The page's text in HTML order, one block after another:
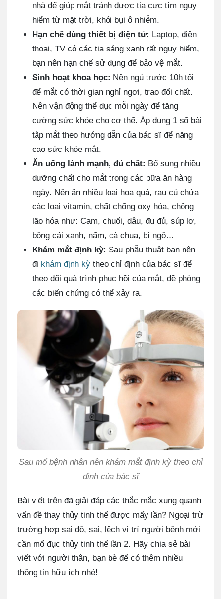
nhà để giúp mắt tránh được tia cực tím nguy
hiểm từ mặt trời, khói bụi ô nhiễm.
Hạn chế dùng thiết bị điện tử: Laptop, điện
thoại, TV có các tia sáng xanh rất nguy hiểm,
bạn nên hạn chế sử dụng để bảo vệ mắt.
Sinh hoạt khoa học: Nên ngủ trước 10h tối
để mắt có thời gian nghỉ ngơi, trao đổi chất.
Nên vận động thể dục mỗi ngày để tăng
cường sức khỏe cho cơ thể. Áp dụng 1 số bài
tập mắt theo hướng dẫn của bác sĩ để năng
cao sức khỏe mắt.
Ăn uống lành mạnh, đủ chất: Bổ sung nhiều
dưỡng chất cho mắt trong các bữa ăn hàng
ngày. Nên ăn nhiều loại hoa quả, rau củ chứa
các loại vitamin, chất chống oxy hóa, chống
lão hóa như: Cam, chuối, dâu, đu đủ, súp lơ,
bông cải xanh, nấm, cà chua, bí ngô…
Khám mắt định kỳ: Sau phẫu thuật bạn nên
đi khám định kỳ theo chỉ định của bác sĩ để
theo dõi quá trình phục hồi của mắt, đề phòng
các biến chứng có thể xảy ra.
Sau mổ bệnh nhân nên khám mắt định kỳ theo chỉ
định của bác sĩ
Bài viết trên đã giải đáp các thắc mắc xung quanh
vấn đề thay thủy tinh thể được mấy lần? Ngoại trừ
trường hợp sai độ, sai, lệch vị trí người bệnh mới
cần mổ đục thủy tinh thể lần 2. Hãy chia sẻ bài
viết với người thân, bạn bè để có thêm nhiều
thông tin hữu ích nhé!